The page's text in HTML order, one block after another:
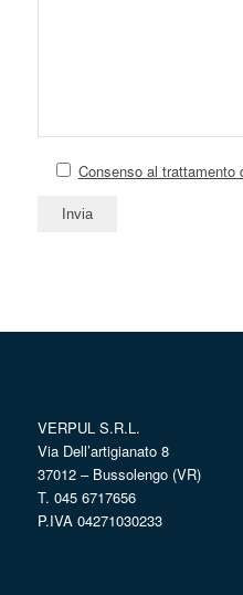
Consenso al trattamento
VERPUL S.R.L.
Via Dell’artigianato 8
37012 – Bussolengo (VR)
T. 045 6717656
P.IVA 04271030233